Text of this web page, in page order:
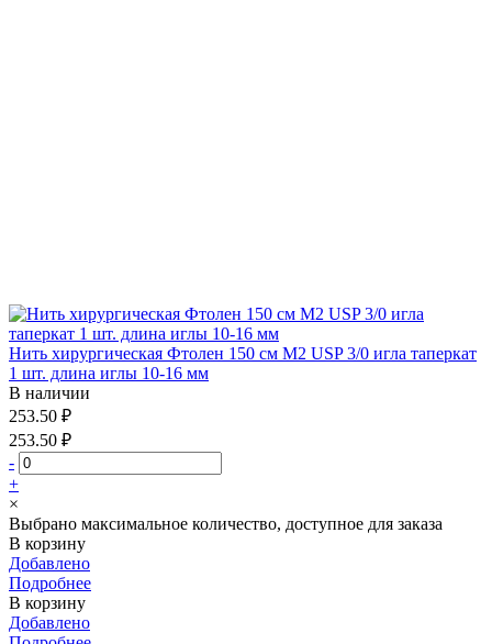
Нить хирургическая Фтолен 150 см М2 USP 3/0 игла таперкат
1 шт. длина иглы 10-16 мм
В наличии
253.50 ₽
253.50 ₽
-
+
×
Выбрано максимальное количество, доступное для заказа
В корзину
Добавлено
Подробнее
В корзину
Добавлено